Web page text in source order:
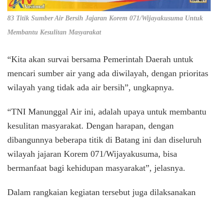
83 Titik Sumber Air Bersih Jajaran Korem 071/Wijayakusuma Untuk
Membantu Kesulitan Masyarakat
“Kita akan survai bersama Pemerintah Daerah untuk
mencari sumber air yang ada diwilayah, dengan prioritas
wilayah yang tidak ada air bersih”, ungkapnya.
“TNI Manunggal Air ini, adalah upaya untuk membantu
kesulitan masyarakat. Dengan harapan, dengan
dibangunnya beberapa titik di Batang ini dan diseluruh
wilayah jajaran Korem 071/Wijayakusuma, bisa
bermanfaat bagi kehidupan masyarakat”, jelasnya.
Dalam rangkaian kegiatan tersebut juga dilaksanakan